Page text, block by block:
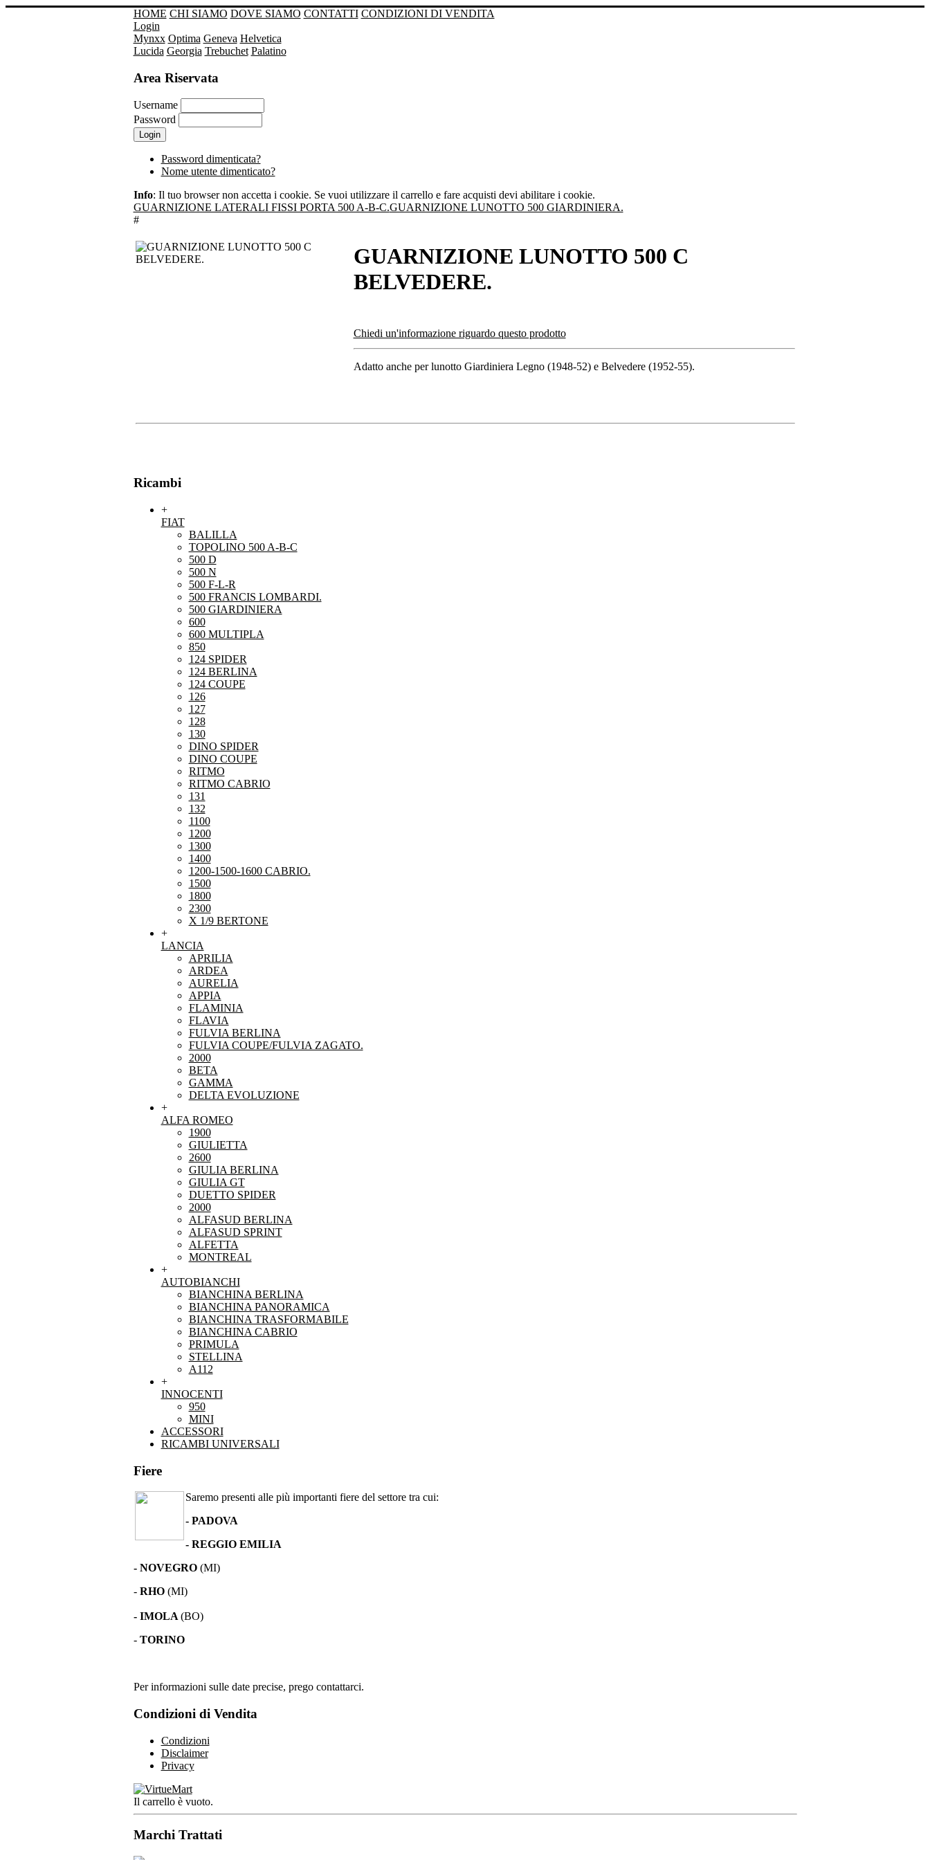
HOME CHI SIAMO DOVE SIAMO CONTATTI CONDIZIONI DI VENDITA
Login
Mynxx Optima Geneva Helvetica
Lucida Georgia Trebuchet Palatino
Area Riservata
Username
Password
Password dimenticata?
Nome utente dimenticato?
Info: Il tuo browser non accetta i cookie. Se vuoi utilizzare il carrello e fare acquisti devi abilitare i cookie.
GUARNIZIONE LATERALI FISSI PORTA 500 A-B-C.GUARNIZIONE LUNOTTO 500 GIARDINIERA.
#
GUARNIZIONE LUNOTTO 500 C
BELVEDERE.
Chiedi un'informazione riguardo questo prodotto
Adatto anche per lunotto Giardiniera Legno (1948-52) e Belvedere (1952-55).
Ricambi
+
FIAT
BALILLA
TOPOLINO 500 A-B-C
500 D
500 N
500 F-L-R
500 FRANCIS LOMBARDI.
500 GIARDINIERA
600
600 MULTIPLA
850
124 SPIDER
124 BERLINA
124 COUPE
126
127
128
130
DINO SPIDER
DINO COUPE
RITMO
RITMO CABRIO
131
132
1100
1200
1300
1400
1200-1500-1600 CABRIO.
1500
1800
2300
X 1/9 BERTONE
+
LANCIA
APRILIA
ARDEA
AURELIA
APPIA
FLAMINIA
FLAVIA
FULVIA BERLINA
FULVIA COUPE/FULVIA ZAGATO.
2000
BETA
GAMMA
DELTA EVOLUZIONE
+
ALFA ROMEO
1900
GIULIETTA
2600
GIULIA BERLINA
GIULIA GT
DUETTO SPIDER
2000
ALFASUD BERLINA
ALFASUD SPRINT
ALFETTA
MONTREAL
+
AUTOBIANCHI
BIANCHINA BERLINA
BIANCHINA PANORAMICA
BIANCHINA TRASFORMABILE
BIANCHINA CABRIO
PRIMULA
STELLINA
A112
+
INNOCENTI
950
MINI
ACCESSORI
RICAMBI UNIVERSALI
Fiere
Saremo presenti alle più importanti fiere del settore tra cui:
- PADOVA
- REGGIO EMILIA
- NOVEGRO(MI)
-RHO (MI)
- IMOLA (BO)
- TORINO
Per informazioni sulle date precise, prego contattarci.
Condizioni di Vendita
Condizioni
Disclaimer
Privacy
Il carrello è vuoto.
Marchi Trattati